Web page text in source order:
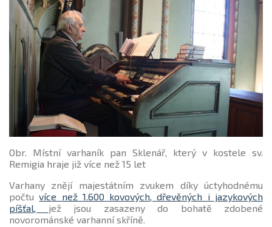
Obr. Místní varhaník pan Sklenář, který v kostele sv.
Remigia hraje již více než 15 let
Varhany znějí majestátním zvukem díky úctyhodnému
počtuvíce než 1.600 kovových, dřevěných i jazykových
píšťal, jež jsou zasazeny do bohatě zdobené
novorománské varhanní skříně.